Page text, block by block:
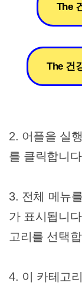
The
The 건
2. 어플을 실
를 클릭합니
3. 전체 메뉴
가 표시됩니
고리를 선택
4. 이 카테고